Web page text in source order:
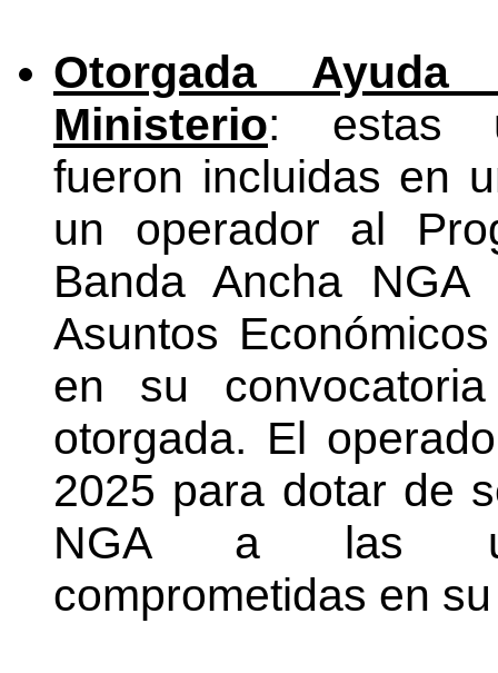
Otorgada
Ministerio: estas
fueron incluidas en
un operador al
Banda Ancha
Asuntos
en su
otorgada. El
2025 para dotar de
NGA a las
comprometidas en